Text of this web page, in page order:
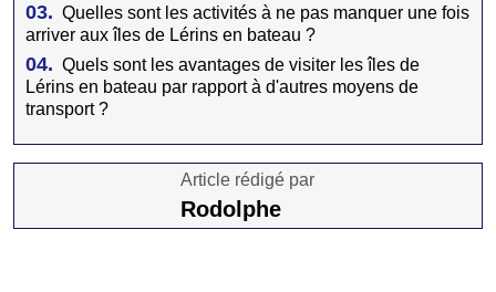
03. Quelles sont les activités à ne pas manquer une fois
arriver aux îles de Lérins en bateau ?
04. Quels sont les avantages de visiter les îles de
Lérins en bateau par rapport à d'autres moyens de
transport ?
Article rédigé par
Rodolphe